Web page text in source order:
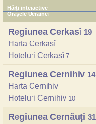
Hărţi interactive
Oraşele Ucrainei
Regiunea Cerkasî 19
Harta Cerkasî
Hoteluri Cerkasî 7
Regiunea Cernihiv 14
Harta Cernihiv
Hoteluri Cernihiv 10
Regiunea Cernăuţi 31